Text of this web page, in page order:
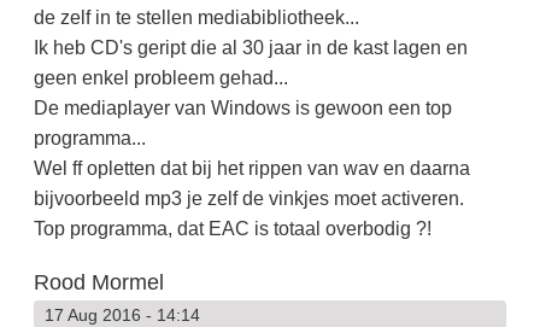
de zelf in te stellen mediabibliotheek...
Ik heb CD's geript die al 30 jaar in de kast lagen en
geen enkel probleem gehad...
De mediaplayer van Windows is gewoon een top
programma...
Wel ff opletten dat bij het rippen van wav en daarna
bijvoorbeeld mp3 je zelf de vinkjes moet activeren.
Top programma, dat EAC is totaal overbodig ?!
Rood Mormel
17 Aug 2016 - 14:14